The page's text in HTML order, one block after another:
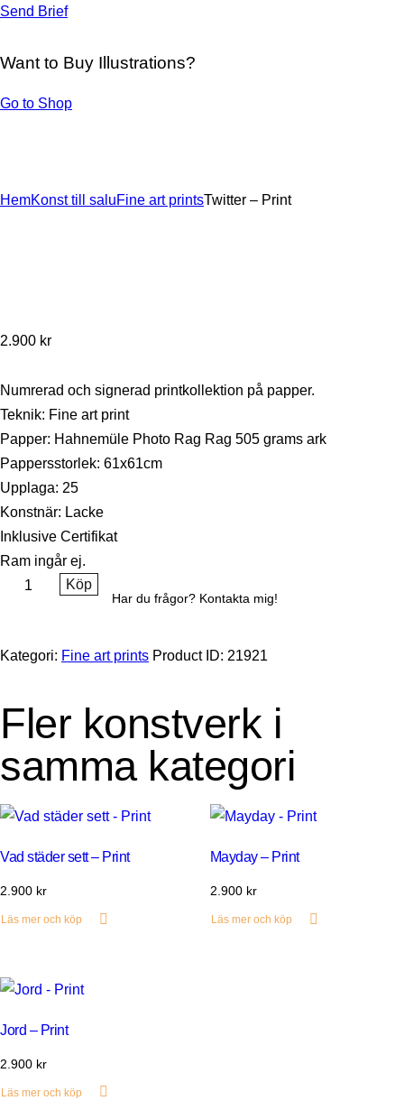
Send Brief
Want to Buy Illustrations?
Go to Shop
HemKonst till saluFine art printsTwitter – Print
2.900 kr
Numrerad och signerad printkollektion på papper.
Teknik: Fine art print
Papper: Hahnemüle Photo Rag Rag 505 grams ark
Pappersstorlek: 61x61cm
Upplaga: 25
Konstnär: Lacke
Inklusive Certifikat
Ram ingår ej.
Köp
Har du frågor? Kontakta mig!
Kategori: Fine art prints Product ID: 21921
Fler konstverk i
samma kategori
Vad städer sett – Print
2.900 kr
Läs mer och köp
Mayday – Print
2.900 kr
Läs mer och köp
Jord – Print
2.900 kr
Läs mer och köp